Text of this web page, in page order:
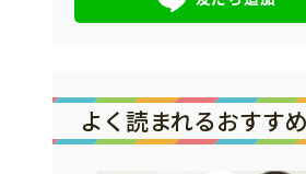
よく読まれるおすす